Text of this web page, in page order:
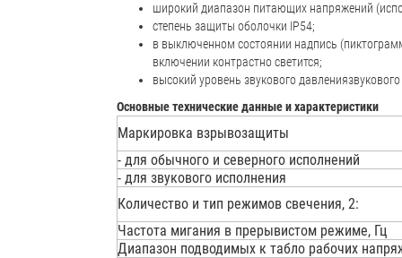
широкий диапазон питающих напряжений
степень защиты оболочки IP54;
в выключенном состоянии надпись
включении контрастно светится;
высокий уровень звукового
Основные технические данные и характеристики
Маркировка взрывозащиты
- для обычного и северного исполнений
- для звукового исполнения
Количество и тип режимов свечения, 2:
Частота мигания в прерывистом режиме, Гц
Диапазон подводимых к табло рабочих